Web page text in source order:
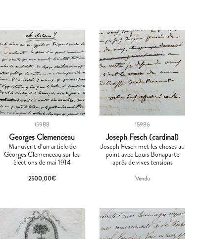
15988
Georges Clemenceau
Manuscrit d’un article de
Georges Clemenceau sur les
élections de mai 1914
2500,00€
15986
Joseph Fesch (cardinal)
Joseph Fesch met les choses au
point avec Louis Bonaparte
après de vives tensions
Vendu